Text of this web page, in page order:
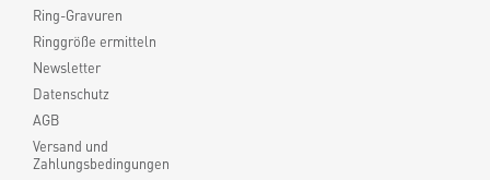
Ring-Gravuren
Ringgröße ermitteln
Newsletter
Datenschutz
AGB
Versand und
Zahlungsbedingungen